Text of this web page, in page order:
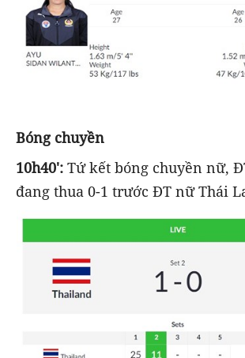
Bóng chuyền
10h40': Tứ kết bóng chuyền nữ,
đang thua 0-1 trước ĐT nữ Thái